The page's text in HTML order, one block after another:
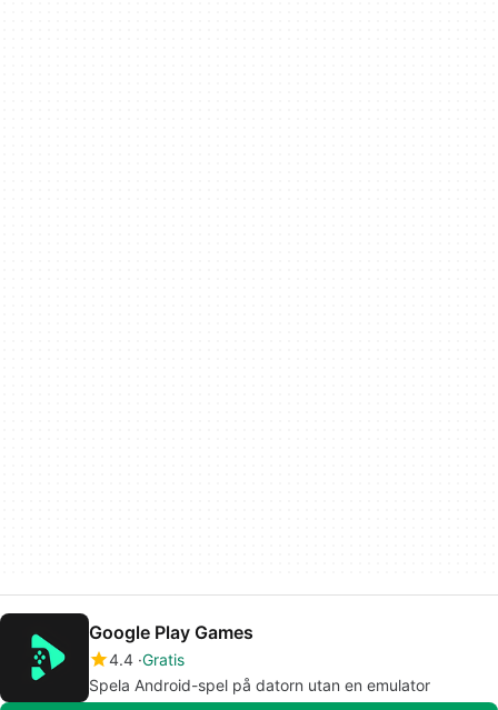
Google Play Games
4.4 Gratis
Spela Android-spel på datorn utan en emulator